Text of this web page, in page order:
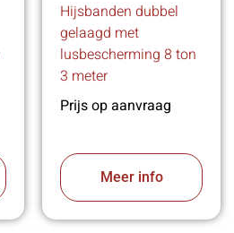
Hijsbanden dubbel
gelaagd met
lusbescherming 8 ton
3 meter
Prijs op aanvraag
Meer info